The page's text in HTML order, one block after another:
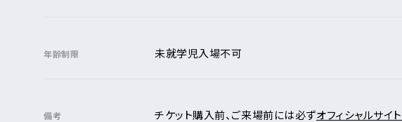
公演日カレンダー
採用について
年齢制限 未就学児入場不可
備考 チケット購入前、ご来場前には必ずオフィシャルサイト